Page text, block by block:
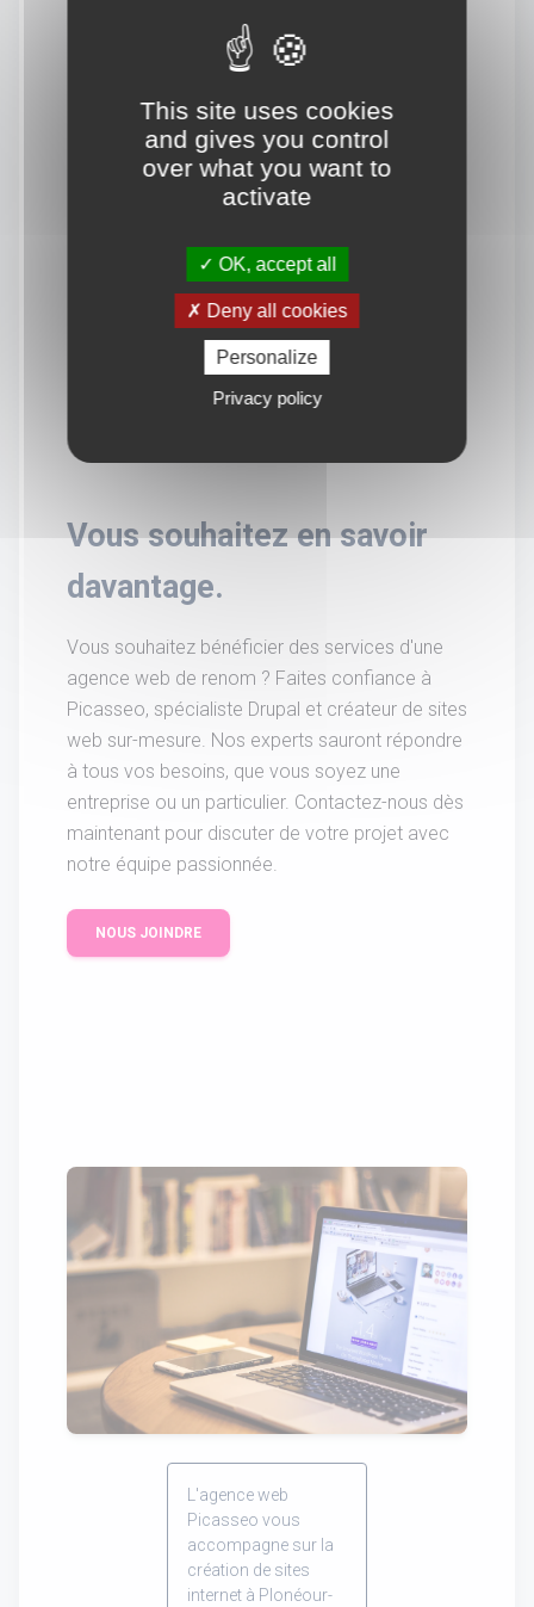
Vous souhaitez en savoir
davantage.
Vous souhaitez bénéficier des services d'une
agence web de renom ? Faites confiance à
Picasseo, spécialiste Drupal et créateur de sites
web sur-mesure. Nos experts sauront répondre
à tous vos besoins, que vous soyez une
entreprise ou un particulier. Contactez-nous dès
maintenant pour discuter de votre projet avec
notre équipe passionnée.
NOUS JOINDRE
L'agence web
Picasseo vous
accompagne sur la
création de sites
internet à Plonéour-
This site uses cookies
and gives you control
over what you want to
activate
OK, accept all
Deny all cookies
Personalize
Privacy policy